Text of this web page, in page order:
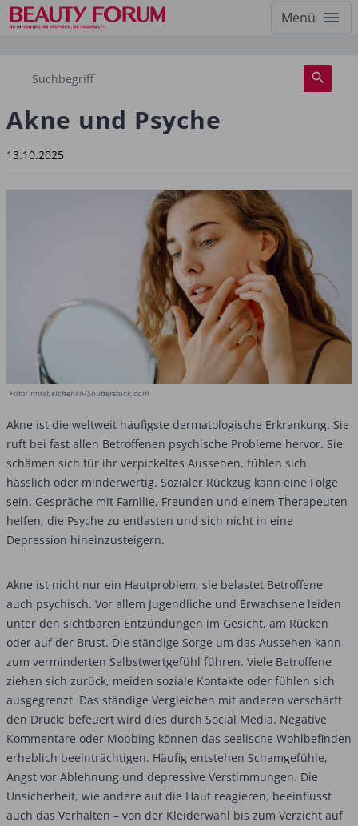
Menü
Akne und Psyche
13.10.2025
Foto: maxbelchenko/Shutterstock.com
Akne ist die weltweit häufigste dermatologische Erkrankung. Sie
ruft bei fast allen Betroffenen psychische Probleme hervor. Sie
schämen sich für ihr verpickeltes Aussehen, fühlen sich
hässlich oder minderwertig. Sozialer Rückzug kann eine Folge
sein. Gespräche mit Familie, Freunden und einem Therapeuten
helfen, die Psyche zu entlasten und sich nicht in eine
Depression hineinzusteigern.
Akne ist nicht nur ein Hautproblem, sie belastet Betroffene
auch psychisch. Vor allem Jugendliche und Erwachsene leiden
unter den sichtbaren Entzündungen im Gesicht, am Rücken
oder auf der Brust. Die ständige Sorge um das Aussehen kann
zum verminderten Selbstwertgefühl führen. Viele Betroffene
ziehen sich zurück, meiden soziale Kontakte oder fühlen sich
ausgegrenzt. Das ständige Vergleichen mit anderen verschärft
den Druck; befeuert wird dies durch Social Media. Negative
Kommentare oder Mobbing können das seelische Wohlbefinden
erheblich beeinträchtigen. Häufig entstehen Schamgefühle,
Angst vor Ablehnung und depressive Verstimmungen. Die
Unsicherheit, wie andere auf die Haut reagieren, beeinflusst
auch das Verhalten – von der Kleiderwahl bis zum Verzicht auf